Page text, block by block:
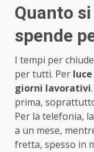
Quanto
spende
I tempi per
per tutti. Per
giorni lavorativi
prima,
Per la telefonia,
a un mese,
fretta, spesso in